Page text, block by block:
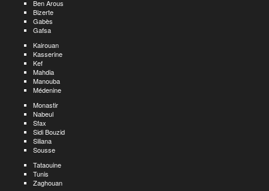
Ben Arous
Bizerte
Gabès
Gafsa
Kairouan
Kasserine
Kef
Mahdia
Manouba
Médenine
Monastir
Nabeul
Sfax
Sidi Bouzid
Siliana
Sousse
Tataouine
Tunis
Zaghouan